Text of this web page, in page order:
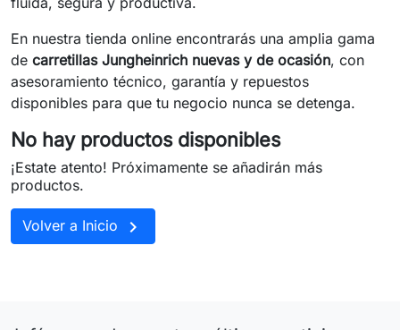
En nuestra tienda online encontrarás una amplia gama
de carretillas Jungheinrich nuevas y de ocasión, con
asesoramiento técnico, garantía y repuestos
disponibles para que tu negocio nunca se detenga.
No hay productos disponibles
¡Estate atento! Próximamente se añadirán más
productos.
Volver a Inicio 